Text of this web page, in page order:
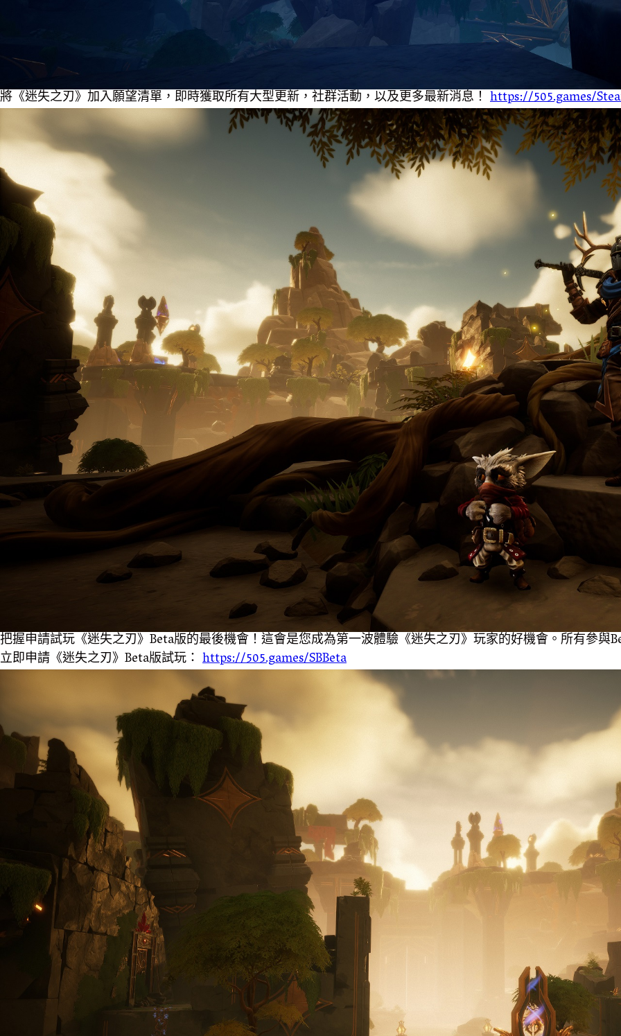
將《迷失之刃》加入願望清單，即時獲取所有大型更新，社群活動，以及更多最新消息！ https://505.games/
把握申請試玩《迷失之刃》Beta版的最後機會！這會是您成為第一波體驗《迷失之刃》玩家的好機會。所有參與
立即申請《迷失之刃》Beta版試玩： https://505.games/SBBeta